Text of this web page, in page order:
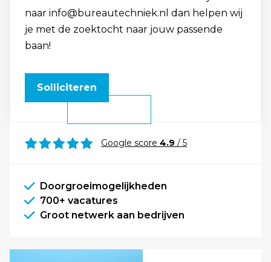
naar info@bureautechniek.nl dan helpen wij
je met de zoektocht naar jouw passende
baan!
Solliciteren
Google score 4.9 / 5
Doorgroeimogelijkheden
700+ vacatures
Groot netwerk aan bedrijven